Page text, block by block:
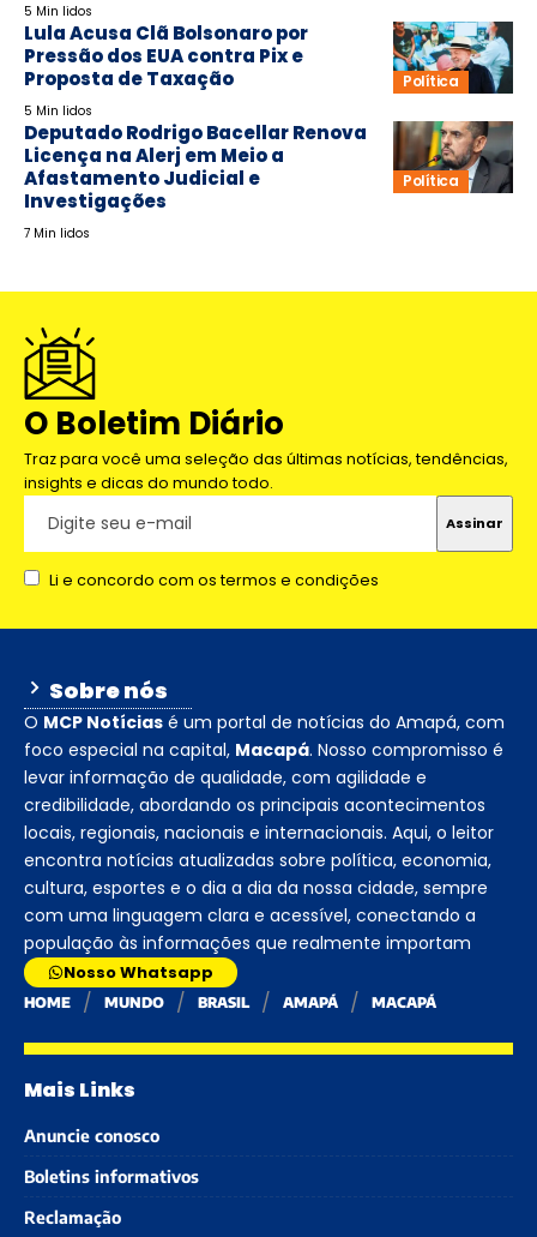
5 Min lidos
Política
Lula Acusa Clã Bolsonaro por
Pressão dos EUA contra Pix e
Proposta de Taxação
5 Min lidos
Política
Deputado Rodrigo Bacellar Renova
Licença na Alerj em Meio a
Afastamento Judicial e
Investigações
7 Min lidos
O Boletim Diário
Traz para você uma seleção das últimas notícias, tendências,
insights e dicas do mundo todo.
Li e concordo com os termos e condições
Sobre nós
O MCP Notícias é um portal de notícias do Amapá, com
foco especial na capital, Macapá. Nosso compromisso é
levar informação de qualidade, com agilidade e
credibilidade, abordando os principais acontecimentos
locais, regionais, nacionais e internacionais. Aqui, o leitor
encontra notícias atualizadas sobre política, economia,
cultura, esportes e o dia a dia da nossa cidade, sempre
com uma linguagem clara e acessível, conectando a
população às informações que realmente importam
Nosso Whatsapp
HOME MUNDO BRASIL AMAPÁ MACAPÁ
Mais Links
Anuncie conosco
Boletins informativos
Reclamação